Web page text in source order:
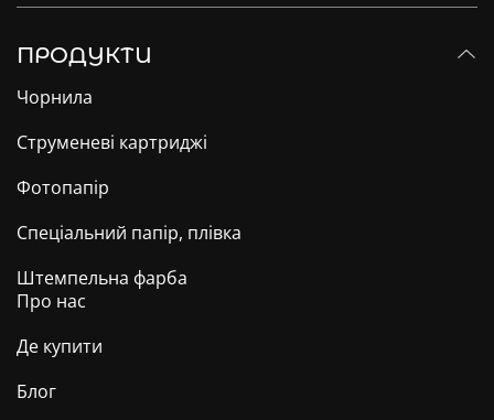
ПРОДУКТИ
Чорнила
Струменеві картриджі
Фотопапір
Спеціальний папір, плівка
Штемпельна фарба
Про нас
Де купити
Блог